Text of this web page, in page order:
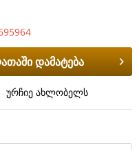
დამატება
ურჩიე ახლობელს